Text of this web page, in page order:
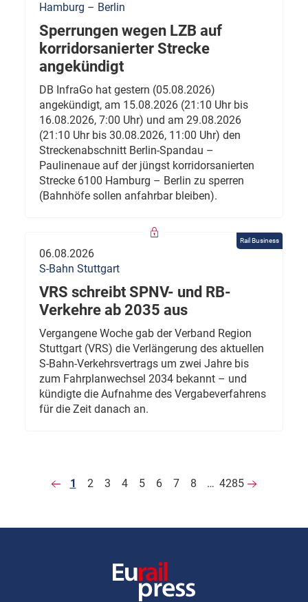
Hamburg – Berlin
Sperrungen wegen LZB auf
korridorsanierter Strecke
angekündigt
DB InfraGo hat gestern (05.08.2026)
angekündigt, am 15.08.2026 (21:10 Uhr bis
16.08.2026, 7:00 Uhr) und am 29.08.2026
(21:10 Uhr bis 30.08.2026, 11:00 Uhr) den
Streckenabschnitt Berlin-Spandau –
Paulinenaue auf der jüngst korridorsanierten
Strecke 6100 Hamburg – Berlin zu sperren
(Bahnhöfe sollen anfahrbar bleiben).
Rail Business
06.08.2026
S-Bahn Stuttgart
VRS schreibt SPNV- und RB-
Verkehre ab 2035 aus
Vergangene Woche gab der Verband Region
Stuttgart (VRS) die Verlängerung des aktuellen
S-Bahn-Verkehrsvertrags um zwei Jahre bis
zum Fahrplanwechsel 2034 bekannt – und
kündigte die Aufnahme des Vergabeverfahrens
für die Zeit danach an.
1 2 3 4 5 6 7 8 … 4285